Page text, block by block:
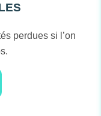
perdues si l’on